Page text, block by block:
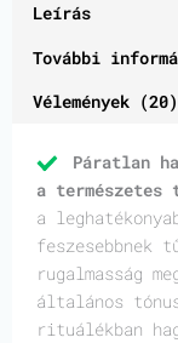
Leírás
További
Vélemények (20)
Páratlan
a természetes
a
feszesebbnek
rugalmasság
általános
rituálékban